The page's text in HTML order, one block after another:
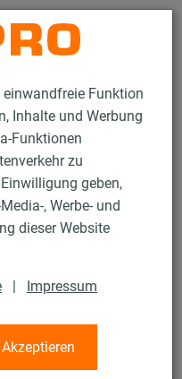
einwandfreie Funktion
Inhalte und Werbung
Funktionen
zu
geben,
, Werbe- und
dieser Website
| Impressum
Akzeptieren
Kontakt
Unterlegscheiben
75 / 81
x 24 x 2 mm